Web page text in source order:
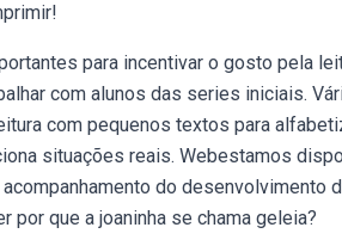
para incentivar o gosto pela
com alunos das series iniciais.
com pequenos textos para
situações reais. Webestamos
do desenvolvimento
por que a joaninha se chama geleia?